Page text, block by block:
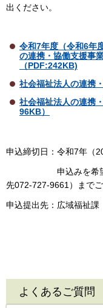
出ください。
令和7年度（令和6年
の連携・協働支援事
（PDF:242KB)
社会福祉法人の連携
社会福祉法人の連携
96KB）
申込締切日：令和7年（
申込みを希望され
先072-727-9661）までご
申込提出先：広域福祉課
よくあるご質問